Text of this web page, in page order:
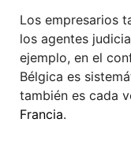
Los empresarios
los agentes
ejemplo, en el
Bélgica es
también es cada
Francia.